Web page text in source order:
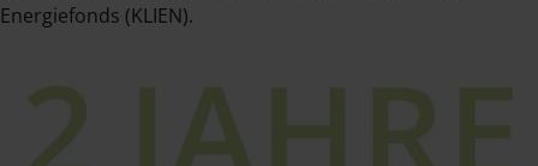
Energiefonds (KLIEN).